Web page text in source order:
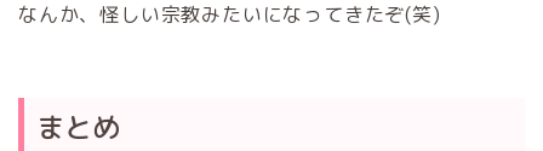
なんか、怪しい宗教みたいになってきたぞ(笑)
まとめ